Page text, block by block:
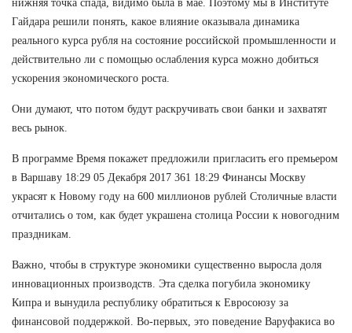
нижняя точка спада, видимо была в мае. Поэтому мы в Институте
Гайдара решили понять, какое влияние оказывала динамика
реального курса рубля на состояние российской промышленности и
действительно ли с помощью ослабления курса можно добиться
ускорения экономического роста.
Они думают, что потом будут раскручивать свои банки и захватят
весь рынок.
В программе Время покажет предложили пригласить его премьером
в Варшаву 18:29 05 Декабря 2017 361 18:29 Финансы Москву
украсят к Новому году на 600 миллионов рублей Столичные власти
отчитались о том, как будет украшена столица России к новогодним
праздникам.
Важно, чтобы в структуре экономики существенно выросла доля
инновационных производств. Эта сделка погубила экономику
Кипра и вынудила республику обратиться к Евросоюзу за
финансовой поддержкой. Во-первых, это поведение Варуфакиса во